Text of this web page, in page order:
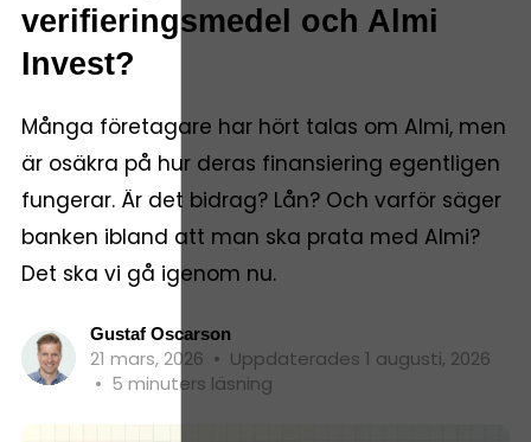
verifieringsmedel och Almi
Invest?
Många företagare har hört talas om Almi, men
är osäkra på hur deras finansiering egentligen
fungerar. Är det bidrag? Lån? Och varför säger
banken ibland att man ska prata med Almi?
Det ska vi gå igenom nu.
Gustaf Oscarson
21 mars, 2026 • Uppdaterades 1 augusti, 2026
• 5 minuters läsning